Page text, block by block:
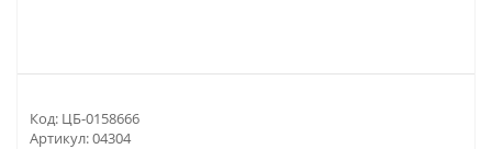
Код: ЦБ-0158666
Артикул:04304